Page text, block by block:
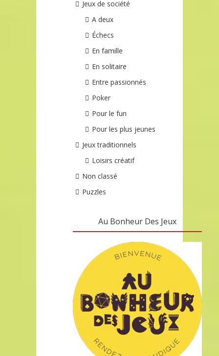
Jeux de société
A deux
Échecs
En famille
En solitaire
Entre passionnés
Poker
Pour le fun
Pour les plus jeunes
Jeux traditionnels
Loisirs créatif
Non classé
Puzzles
Au Bonheur Des Jeux